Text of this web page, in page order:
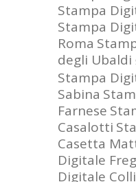
Stampa
Stampa
Roma
degli Ubaldi
Stampa
Sabina
Farnese
Casalotti
Casetta
Digitale
Digitale